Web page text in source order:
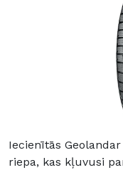
Iecienītās
riepa, kas kļuvusi